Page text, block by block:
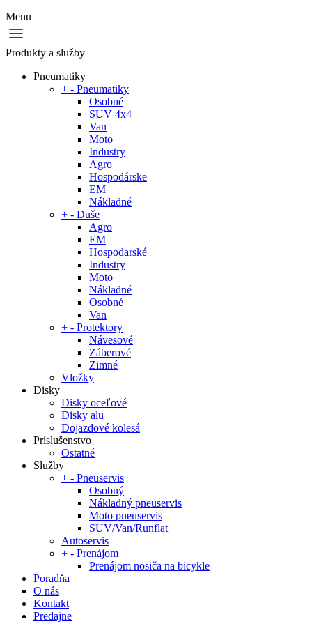
Menu
Produkty a služby
Pneumatiky
+ - Pneumatiky
Osobné
SUV 4x4
Van
Moto
Industry
Agro
Hospodárske
EM
Nákladné
+ - Duše
Agro
EM
Hospodarské
Industry
Moto
Nákladné
Osobné
Van
+ - Protektory
Návesové
Záberové
Zimné
Vložky
Disky
Disky oceľové
Disky alu
Dojazdové kolesá
Príslušenstvo
Ostatné
Služby
+ - Pneuservis
Osobný
Nákladný pneuservis
Moto pneuservis
SUV/Van/Runflat
Autoservis
+ - Prenájom
Prenájom nosiča na bicykle
Poradňa
O nás
Kontakt
Predajne